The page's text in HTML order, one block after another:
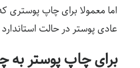
اما معمولا برای چاپ
عادی پوستر در حالت
برای چاپ پوستر به